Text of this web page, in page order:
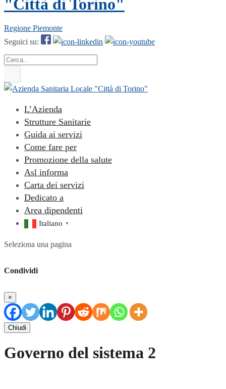
"Città di Torino"
Regione Piemonte
Seguici su:
Cerca
L’Azienda
Strutture Sanitarie
Guida ai servizi
Come fare per
Promozione della salute
Asl informa
Carta dei servizi
Dedicato a
Area dipendenti
Italiano ▼
Seleziona una pagina
Condividi
×
Chiudi
Governo del sistema 2